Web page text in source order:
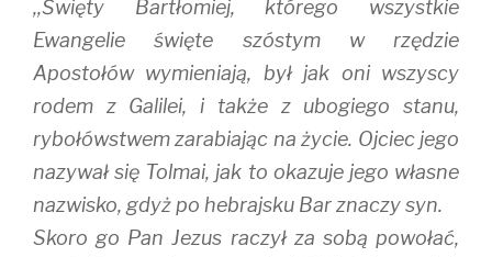
,,Święty Bartłomiej, którego wszystkie
Ewangelie święte szóstym w rzędzie
Apostołów wymieniają, był jak oni wszyscy
rodem z Galilei, i także z ubogiego stanu,
rybołówstwem zarabiając na życie. Ojciec jego
nazywał się Tolmai, jak to okazuje jego własne
nazwisko, gdyż po hebrajsku Bar znaczy syn.
Skoro go Pan Jezus raczył za sobą powołać,